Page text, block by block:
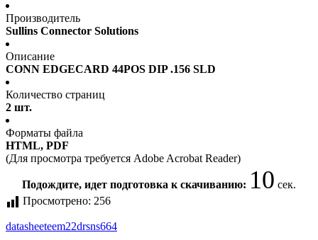
Производитель
Sullins Connector Solutions
Описание
CONN EDGECARD 44POS DIP .156 SLD
Количество страниц
2 шт.
Форматы файла
HTML, PDF
(Для просмотра требуется Adobe Acrobat Reader)
Подождите, идет подготовка к скачиванию: 10 сек.
Просмотрено: 256
datasheeteem22drsns664